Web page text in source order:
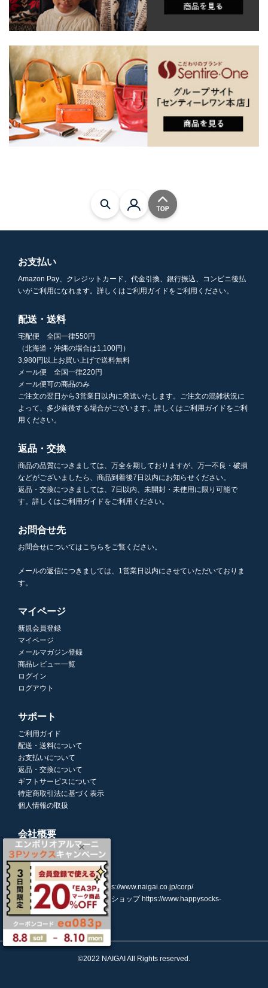
お支払い
Amazon Pay、クレジットカード、代金引換、銀行振込、コンビニ後払
いがご利用になれます。詳しくはご利用ガイドをご利用ください。
配送・送料
宅配便 全国一律550円
（北海道・沖縄の場合は1,100円）
3,980円以上お買い上げで送料無料
メール便 全国一律220円
メール便可の商品のみ
ご注文の翌日から3営業日以内に発送いたします。ご注文の混雑状況に
よって、多少前後する場合がございます。詳しくはご利用ガイドをご利
用ください。
返品・交換
商品の品質につきましては、万全を期しておりますが、万一不良・破損
などがございましたら、商品到着後7日以内にお知らせください。
返品・交換につきましては、7日以内、未開封・未使用に限り可能で
す。詳しくはご利用ガイドをご利用ください。
お問合せ先
お問合せについてはこちらをご覧ください。
メールの返信につきましては、1営業日以内にさせていただいておりま
す。
マイページ
新規会員登録
マイページ
メールマガジン登録
商品レビュー一覧
ログイン
ログアウト
サポート
ご利用ガイド
配送・送料について
お支払いについて
返品・交換について
ギフトサービスについて
特定商取引法に基づく表示
個人情報の取扱
会社概要
株式会社ナイガイ
(東証スタンダード市場上場)
107-0052
東京都港区赤坂7丁目8-5 https://www.naigai.co.jp/corp/
ハッピーソックスオンラインショップ https://www.happysocks-
japan.com/
©2022 NAIGAI All Rights reserved.